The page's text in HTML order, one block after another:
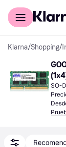
Comprar con Klarna
Klarna/Shopping/
SO-